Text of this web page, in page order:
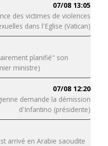
07/08 13:05
des victimes de violences
dans l'Eglise (Vatican)
planifié" son
ministre)
07/08 12:20
demande la démission
d'Infantino (présidente)
arrivé en Arabie saoudite